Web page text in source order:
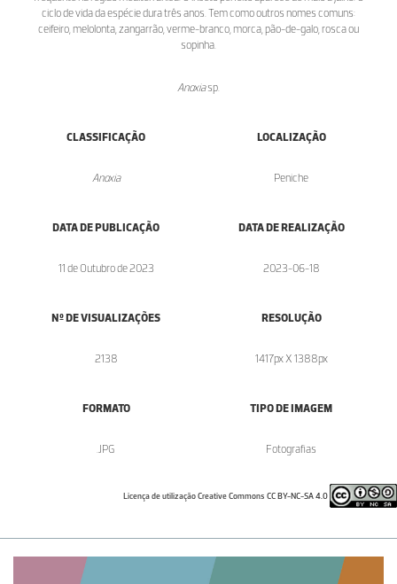
ciclo de vida da espécie dura três anos. Tem como outros nomes comuns:
ceifeiro, melolonta, zangarrão, verme-branco, morca, pão-de-galo, rosca ou
sopinha.
Anoxiasp.
CLASSIFICAÇÃO
Anoxia
LOCALIZAÇÃO
Peniche
DATA DE PUBLICAÇÃO
11 de Outubro de 2023
DATA DE REALIZAÇÃO
2023-06-18
Nº DE VISUALIZAÇÕES
2138
RESOLUÇÃO
1417px X 1388px
FORMATO
.JPG
TIPO DE IMAGEM
Fotografias
Licença de utilização Creative Commons CC BY-NC-SA 4.0